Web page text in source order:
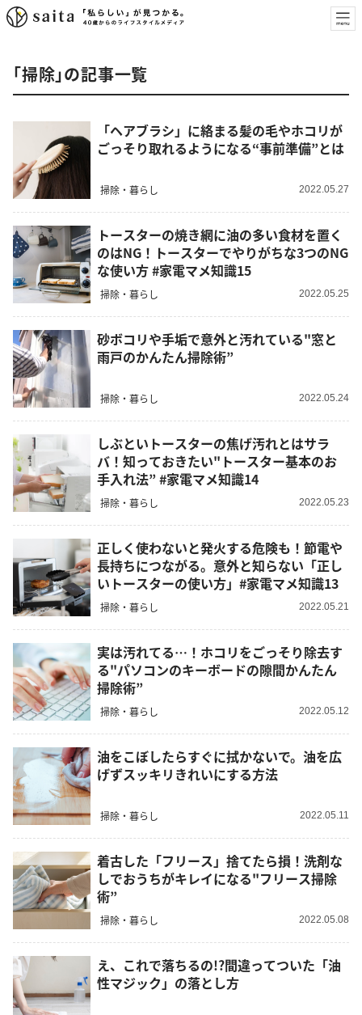
「掃除」の記事一覧
「ヘアブラシ」に絡まる髪の毛やホコリが
ごっそり取れるようになる“事前準備”とは
掃除・暮らし 2022.05.27
トースターの焼き網に油の多い食材を置く
のはNG！トースターでやりがちな3つのNG
な使い方 #家電マメ知識15
掃除・暮らし 2022.05.25
砂ボコリや手垢で意外と汚れている"窓と
雨戸のかんたん掃除術”
掃除・暮らし 2022.05.24
しぶといトースターの焦げ汚れとはサラ
バ！知っておきたい"トースター基本のお
手入れ法” #家電マメ知識14
掃除・暮らし 2022.05.23
正しく使わないと発火する危険も！節電や
長持ちにつながる。意外と知らない「正し
いトースターの使い方」#家電マメ知識13
掃除・暮らし 2022.05.21
実は汚れてる…！ホコリをごっそり除去す
る"パソコンのキーボードの隙間かんたん
掃除術”
掃除・暮らし 2022.05.12
油をこぼしたらすぐに拭かないで。油を広
げずスッキリきれいにする方法
掃除・暮らし 2022.05.11
着古した「フリース」捨てたら損！洗剤な
しでおうちがキレイになる"フリース掃除
術”
掃除・暮らし 2022.05.08
え、これで落ちるの!?間違ってついた「油
性マジック」の落とし方